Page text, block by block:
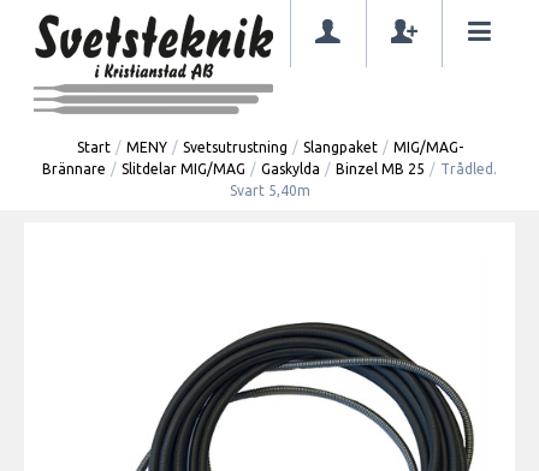
Start / MENY / Svetsutrustning / Slangpaket / MIG/MAG-
Brännare / Slitdelar MIG/MAG / Gaskylda / Binzel MB 25 / Trådled.
Svart 5,40m